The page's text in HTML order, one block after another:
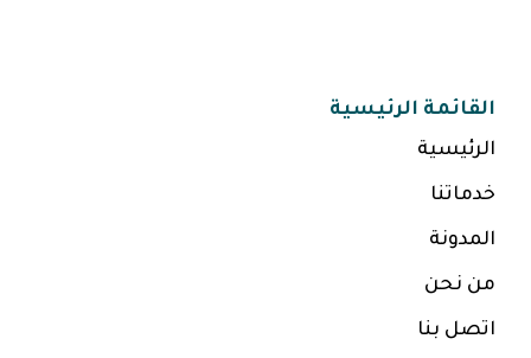
القائمة الرئيسية
الرئيسية
خدماتنا
المدونة
من نحن
اتصل بنا